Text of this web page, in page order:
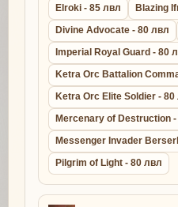
Elroki - 85 лвл
Blazing
Divine Advocate - 80 лвл
Imperial Royal Guard - 80
Ketra Orc Battalion
Ketra Orc Elite Soldier - 80
Mercenary of Destruction
Messenger Invader
Pilgrim of Light - 80 лвл